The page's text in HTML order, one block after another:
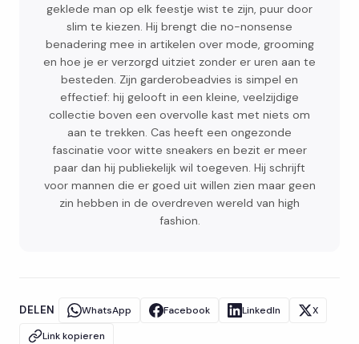
geklede man op elk feestje wist te zijn, puur door
slim te kiezen. Hij brengt die no-nonsense
benadering mee in artikelen over mode, grooming
en hoe je er verzorgd uitziet zonder er uren aan te
besteden. Zijn garderobeadvies is simpel en
effectief: hij gelooft in een kleine, veelzijdige
collectie boven een overvolle kast met niets om
aan te trekken. Cas heeft een ongezonde
fascinatie voor witte sneakers en bezit er meer
paar dan hij publiekelijk wil toegeven. Hij schrijft
voor mannen die er goed uit willen zien maar geen
zin hebben in de overdreven wereld van high
fashion.
DELEN WhatsApp Facebook LinkedIn
X
Link kopieren